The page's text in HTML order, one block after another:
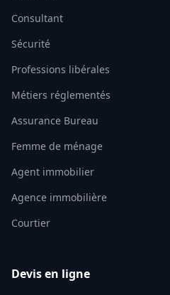
Consultant
Sécurité
Professions libérales
Métiers réglementés
Assurance Bureau
Femme de ménage
Agent immobilier
Agence immobilière
Courtier
Devis en ligne